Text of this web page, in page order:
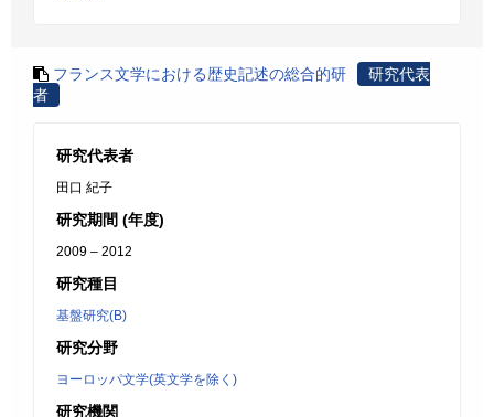
フランス文学における歴史記述の総合的研
研究代表
者
研究代表者
田口 紀子
研究期間 (年度)
2009 – 2012
研究種目
基盤研究(B)
研究分野
ヨーロッパ文学(英文学を除く)
研究機関